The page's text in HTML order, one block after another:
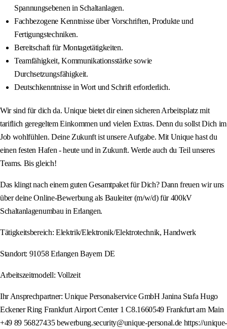
Spannungsebenen in Schaltanlagen.
Fachbezogene Kenntnisse über Vorschriften, Produkte und
Fertigungstechniken.
Bereitschaft für Montagetätigkeiten.
Teamfähigkeit, Kommunikationsstärke sowie
Durchsetzungsfähigkeit.
Deutschkenntnisse in Wort und Schrift erforderlich.
Wir sind für dich da. Unique bietet dir einen sicheren Arbeitsplatz mit
tariflich geregeltem Einkommen und vielen Extras. Denn du sollst Dich im
Job wohlfühlen. Deine Zukunft ist unsere Aufgabe. Mit Unique hast du
einen festen Hafen - heute und in Zukunft. Werde auch du Teil unseres
Teams. Bis gleich!
Das klingt nach einem guten Gesamtpaket für Dich? Dann freuen wir uns
über deine Online-Bewerbung als Bauleiter (m/w/d) für 400kV
Schaltanlagenumbau in Erlangen.
Tätigkeitsbereich: Elektrik/Elektronik/Elektrotechnik, Handwerk
Standort: 91058 Erlangen Bayern DE
Arbeitszeitmodell: Vollzeit
Ihr Ansprechpartner: Unique Personalservice GmbH Janina Stafa Hugo
Eckener Ring Frankfurt Airport Center 1 C8.1660549 Frankfurt am Main
+49 89 56827435 bewerbung.security@unique-personal.de https://unique-